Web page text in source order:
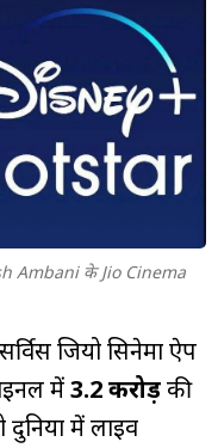
Ambani के Jio Cinema
जियो सिनेमा ऐप
में3.2 करोड़की
दुनिया में लाइव